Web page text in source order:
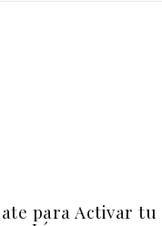
para Activar tu